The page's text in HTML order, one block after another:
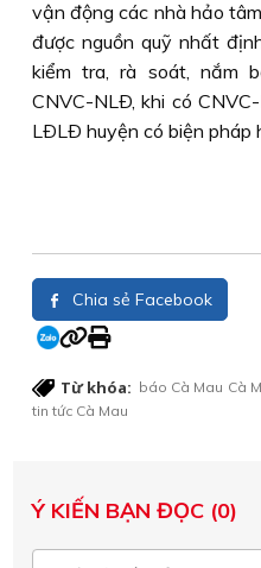
vận động các nhà hảo
được nguồn quỹ nhất
kiểm tra, rà soát, nắm
CNVC-NLÐ, khi có
LÐLÐ huyện có biện pháp
Chia sẻ Facebook
Từ khóa: báo Cà Mau Cà
tin tức Cà Mau
Ý KIẾN BẠN ĐỌC (0)